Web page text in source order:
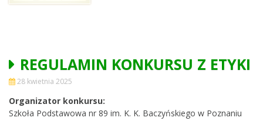
REGULAMIN KONKURSU Z ETYKI
28 kwietnia 2025
Organizator konkursu:
Szkoła Podstawowa nr 89 im. K. K. Baczyńskiego w Poznaniu